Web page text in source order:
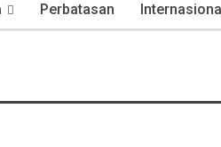
Perbatasan
Antisipasi COVID-19